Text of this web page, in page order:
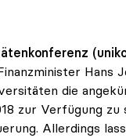
Hans
die
zur Verfügung zu
Allerdings